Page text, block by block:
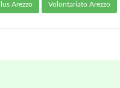
Arezzo Volontariato Arezzo